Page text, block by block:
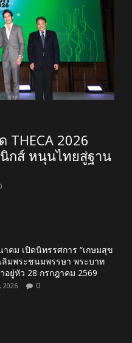
THECA 2026
กส์ หนุนไทยสู่ฐาน
าคม เปิดนิทรรศการ “เกษมสุข
ลิมพระชนมพรรษา พระบาท
อยู่หัว 28 กรกฎาคม 2569
2026 0